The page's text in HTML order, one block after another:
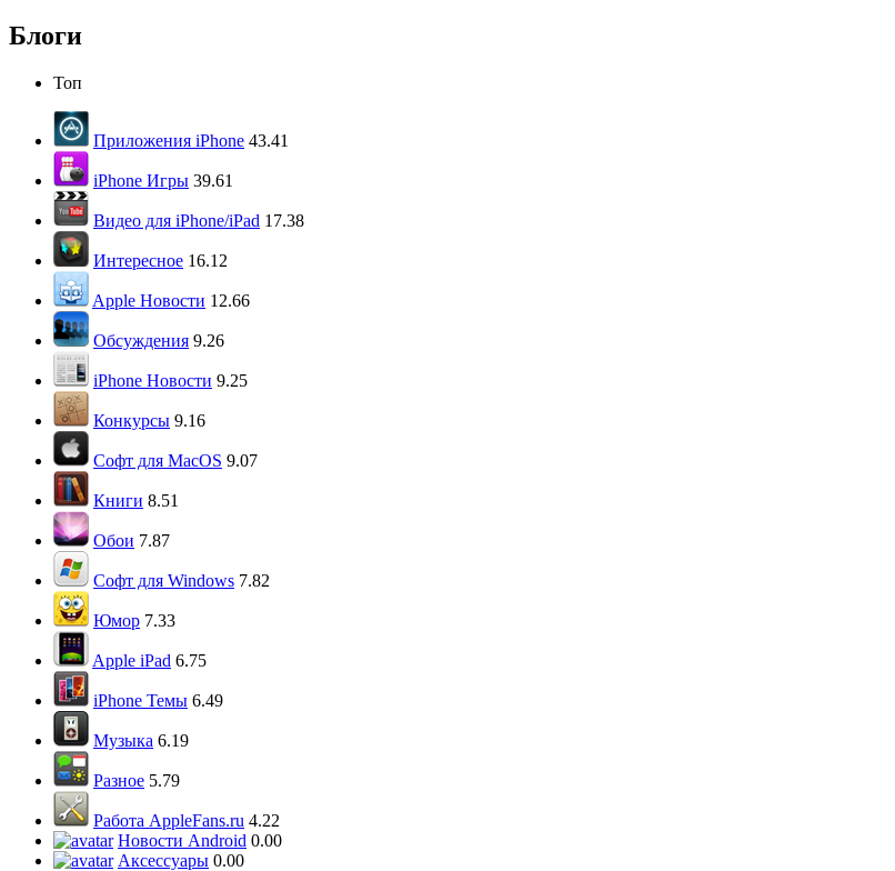
Блоги
Топ
Приложения iPhone 43.41
iPhone Игры 39.61
Видео для iPhone/iPad 17.38
Интересное 16.12
Apple Новости 12.66
Обсуждения 9.26
iPhone Новости 9.25
Конкурсы 9.16
Софт для MacOS 9.07
Книги 8.51
Обои 7.87
Софт для Windows 7.82
Юмор 7.33
Apple iPad 6.75
iPhone Темы 6.49
Музыка 6.19
Разное 5.79
Работа AppleFans.ru 4.22
Новости Android 0.00
Аксессуары 0.00